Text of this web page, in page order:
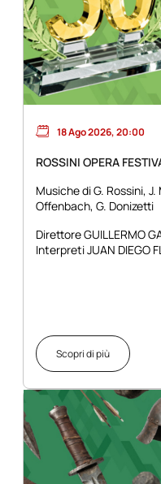
18 Ago 2026, 20:00
ROSSINI OPERA
Musiche di G. Rossini,
Offenbach, G. Donizetti
Direttore GUILLERMO
Interpreti JUAN DIEGO
Scopri di più